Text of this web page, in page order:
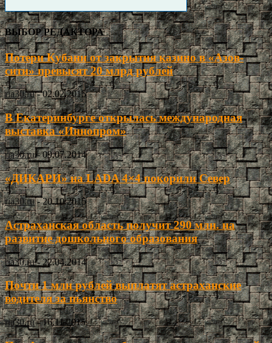
ВЫБОР РЕДАКТОРА
Потери Кубани от закрытия казино в «Азов-
сити» превысят 20 млрд рублей
ria30.ru - 02.02.2015
В Екатеринбурге открылась международная
выставка «Иннопром»
ria30.ru - 09.07.2014
«ДИКАРИ» на LADA 4×4 покорили Север
ria30.ru - 20.10.2015
Астраханская область получит 290 млн. на
развитие дошкольного образования
ria30.ru - 22.04.2014
Почти 1 млн рублей выплатят астраханские
водителя за пьянство
ria30.ru - 16.11.2015